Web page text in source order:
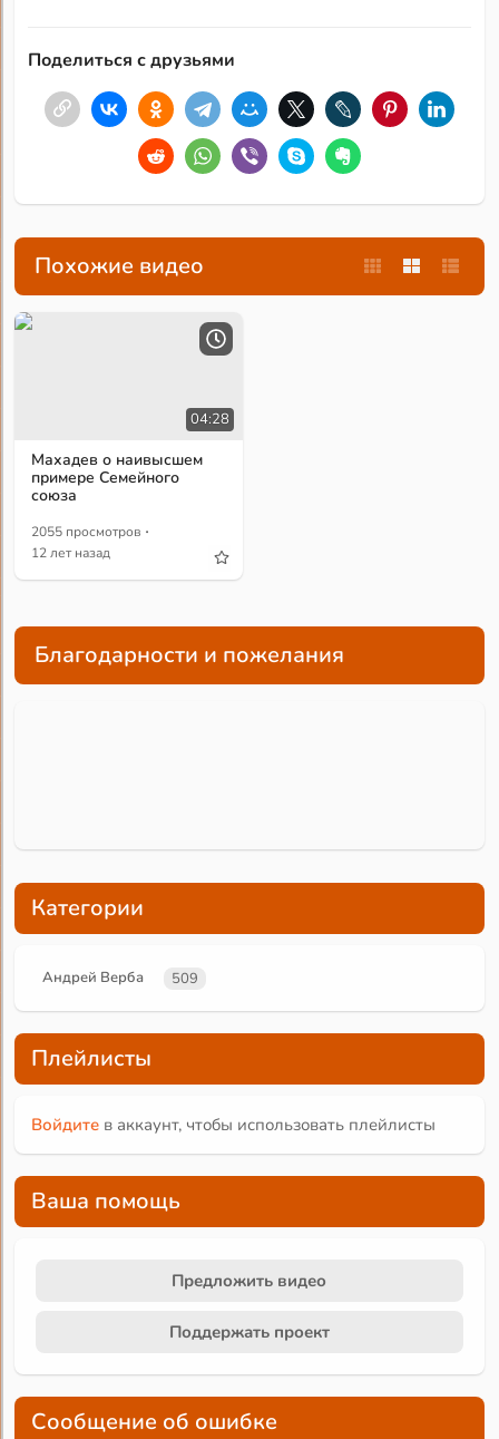
Поделиться с друзьями
Похожие видео
04:28
Махадев о наивысшем
примере Семейного
союза
2055 просмотров ·
12 лет назад
Благодарности и пожелания
Категории
Андрей Верба 509
Плейлисты
Войдите в аккаунт, чтобы использовать плейлисты
Ваша помощь
Предложить видео
Поддержать проект
Сообщение об ошибке